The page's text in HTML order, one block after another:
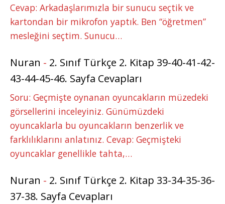
Cevap: Arkadaşlarımızla bir sunucu seçtik ve
kartondan bir mikrofon yaptık. Ben “öğretmen”
mesleğini seçtim. Sunucu…
Nuran - 2. Sınıf Türkçe 2. Kitap 39-40-41-42-
43-44-45-46. Sayfa Cevapları
Soru: Geçmişte oynanan oyuncakların müzedeki
görsellerini inceleyiniz. Günümüzdeki
oyuncaklarla bu oyuncakların benzerlik ve
farklılıklarını anlatınız. Cevap: Geçmişteki
oyuncaklar genellikle tahta,…
Nuran - 2. Sınıf Türkçe 2. Kitap 33-34-35-36-
37-38. Sayfa Cevapları